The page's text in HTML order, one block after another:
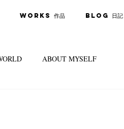
Works 作品 Blog 日記
ABOUT MYSELF